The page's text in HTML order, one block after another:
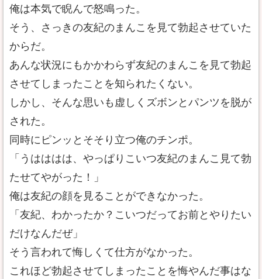
俺は本気で睨んで怒鳴った。
そう、さっきの友紀のまんこを見て勃起させていた
からだ。
あんな状況にもかかわらず友紀のまんこを見て勃起
させてしまったことを知られたくない。
しかし、そんな思いも虚しくズボンとパンツを脱が
された。
同時にピンッとそそり立つ俺のチンポ。
「うはははは、やっぱりこいつ友紀のまんこ見て勃
たせてやがった！」
俺は友紀の顔を見ることができなかった。
「友紀、わかったか？こいつだってお前とやりたい
だけなんだぜ」
そう言われて悔しくて仕方がなかった。
これほど勃起させてしまったことを悔やんだ事はな